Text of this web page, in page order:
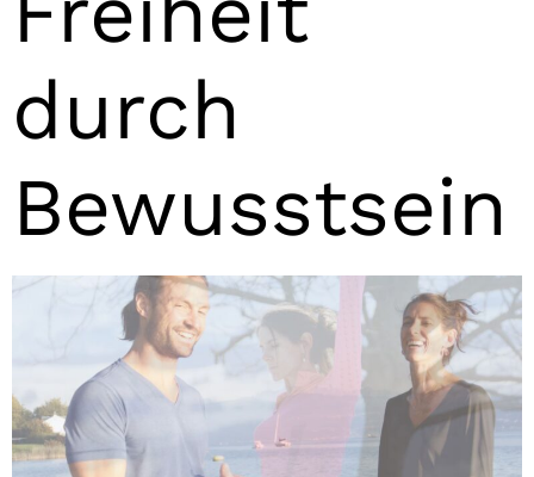
durch
Bewusstsein